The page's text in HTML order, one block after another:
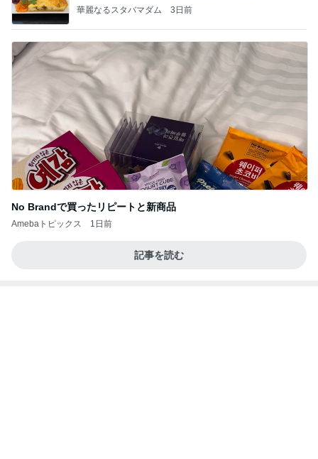
華麗なるスタバマダム 3日前
No Brandで買ったリピートと新商品
Amebaトピックス 1日前
記事を読む